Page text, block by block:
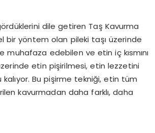
dile getiren Taş Kavurma
bir yöntem olan pileki taşı üzerinde
muhafaza edebilen ve etin iç kısmını
etin pişirilmesi, etin lezzetini
Bu pişirme tekniği, etin tüm
kavurmadan daha farklı, daha